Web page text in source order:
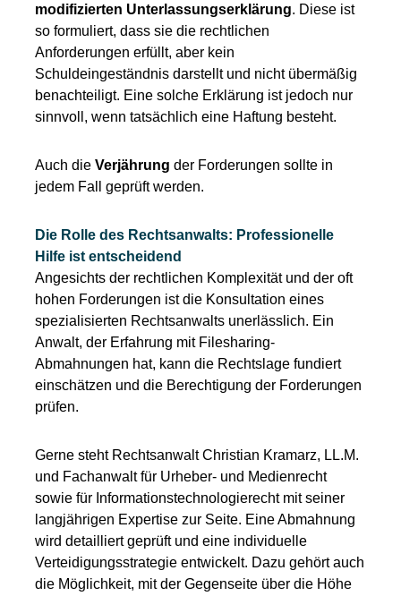
modifizierten Unterlassungserklärung. Diese ist
so formuliert, dass sie die rechtlichen
Anforderungen erfüllt, aber kein
Schuldeingeständnis darstellt und nicht übermäßig
benachteiligt. Eine solche Erklärung ist jedoch nur
sinnvoll, wenn tatsächlich eine Haftung besteht.
Auch die Verjährung der Forderungen sollte in
jedem Fall geprüft werden.
Die Rolle des Rechtsanwalts: Professionelle
Hilfe ist entscheidend
Angesichts der rechtlichen Komplexität und der oft
hohen Forderungen ist die Konsultation eines
spezialisierten Rechtsanwalts unerlässlich. Ein
Anwalt, der Erfahrung mit Filesharing-
Abmahnungen hat, kann die Rechtslage fundiert
einschätzen und die Berechtigung der Forderungen
prüfen.
Gerne steht Rechtsanwalt Christian Kramarz, LL.M.
und Fachanwalt für Urheber- und Medienrecht
sowie für Informationstechnologierecht mit seiner
langjährigen Expertise zur Seite. Eine Abmahnung
wird detailliert geprüft und eine individuelle
Verteidigungsstrategie entwickelt. Dazu gehört auch
die Möglichkeit, mit der Gegenseite über die Höhe